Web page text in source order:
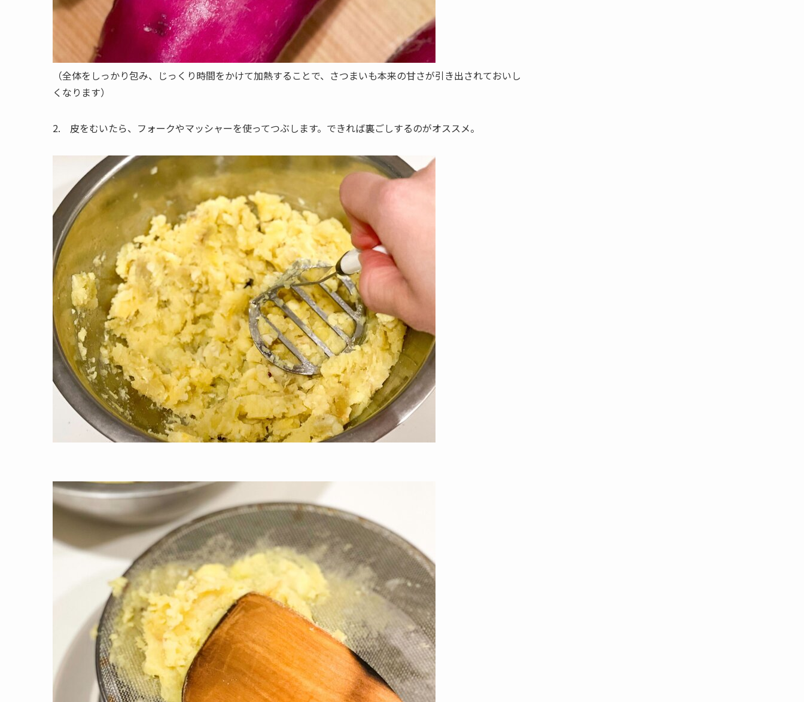
（全体をしっかり包み、じっくり時間をかけて加熱することで、さつまいも本来の甘さが引き出されておいし
くなります）
2. 皮をむいたら、フォークやマッシャーを使ってつぶします。できれば裏ごしするのがオススメ。